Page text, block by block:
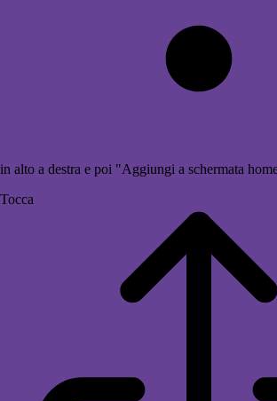
in alto a destra e poi "Aggiungi a schermata
Tocca